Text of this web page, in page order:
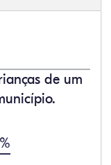
de um